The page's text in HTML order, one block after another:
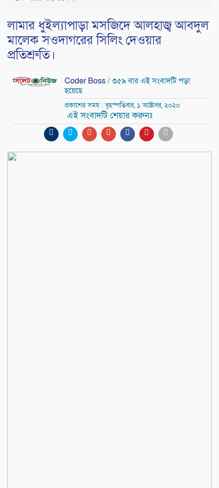
লামার ধুইল্যাপাড়া মসজিদে আলহাজ্ব আবদুল
মালেক সওদাগরের সিলিং দেওয়ার
প্রতিশ্রুতি।
Coder Boss/ ৩৫৯ বার এই সংবাদটি পড়া
হয়েছে
প্রকাশের সময় : বৃহস্পতিবার, ১ অক্টোবর, ২০২০
এই সংবাদটি শেয়ার করুনঃ